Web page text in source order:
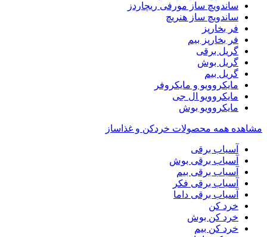
ساندویچ ساز مورفی ریچاردز
ساندویچ ساز هنریچ
فر بخارپز
فر بخارپز بیم
گریل برقی
گریل بوش
گریل بیم
مایکروویو و مایکروفر
مایکروویو ال جی
مایکروویو بوش
مشاهده همه محصولات خردکن و غذاساز
آسیاب برقی
آسیاب برقی بوش
آسیاب برقی بیم
آسیاب برقی فکر
آسیاب برقی داما
خرد کن
خرد کن بوش
خرد کن بیم